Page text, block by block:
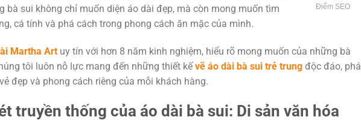
Điểm SEO
bà sui không chỉ muốn diện áo dài đẹp, mà còn mong muốn tìm
cá tính và phá cách trong phong cách ăn mặc của mình.
Martha Art uy tín với hơn 8 năm kinh nghiệm, hiểu rõ mong muốn của những bà
tôi luôn nỗ lực mang đến những thiết kếvẽ áo dài bà sui trẻ trung độc đáo, phá
đẹp và phong cách riêng của mỗi khách hàng.
truyền thống của áo dài bà sui: Di sản văn hóa